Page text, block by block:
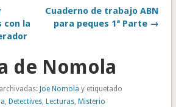
con la
Cuaderno de trabajo ABN
para peques 1ª Parte →
de Nomola
Joe Nomola y etiquetado
, Detectives, Lecturas, Misterio